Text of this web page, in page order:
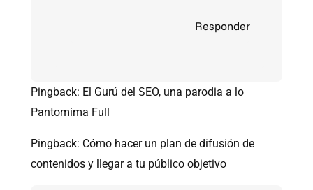
Responder
Pingback: El Gurú del SEO, una parodia a lo
Pantomima Full
Pingback: Cómo hacer un plan de difusión de
contenidos y llegar a tu público objetivo